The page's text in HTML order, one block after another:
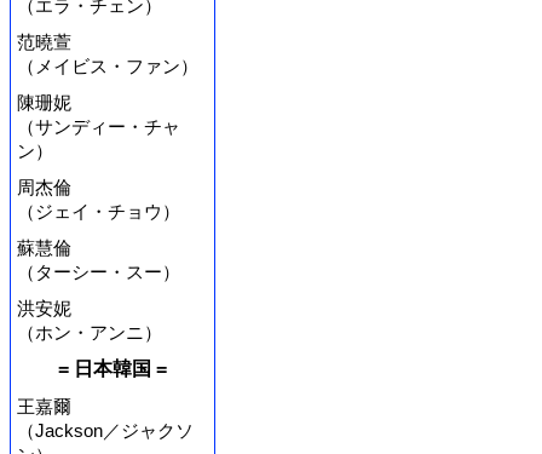
（エラ・チェン）
范曉萱
（メイビス・ファン）
陳珊妮
（サンディー・チャ
ン）
周杰倫
（ジェイ・チョウ）
蘇慧倫
（ターシー・スー）
洪安妮
（ホン・アンニ）
= 日本韓国 =
王嘉爾
（Jackson／ジャクソ